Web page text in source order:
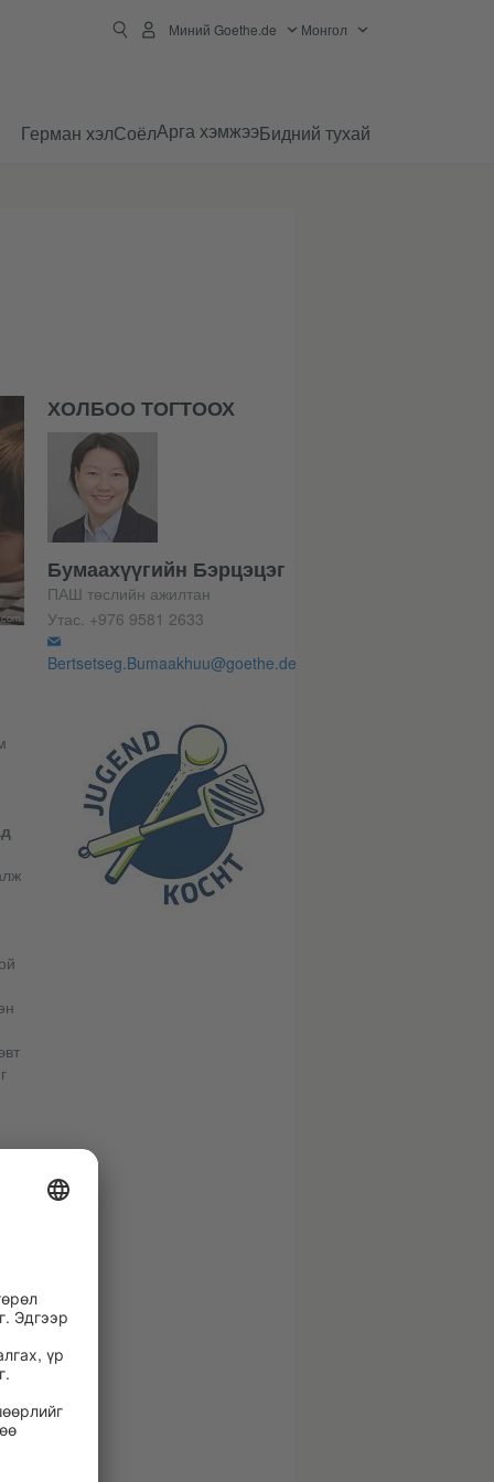
Миний Goethe.de Монгол
Герман хэлСоёлАрга хэмжээБидний тухай
ХОЛБОО ТОГТООХ
Бумаахүүгийн Бэрцэцэг
ПАШ төслийн ажилтан
Утас. +976 9581 2633
Bertsetseg.Bumaakhuu@goethe.de